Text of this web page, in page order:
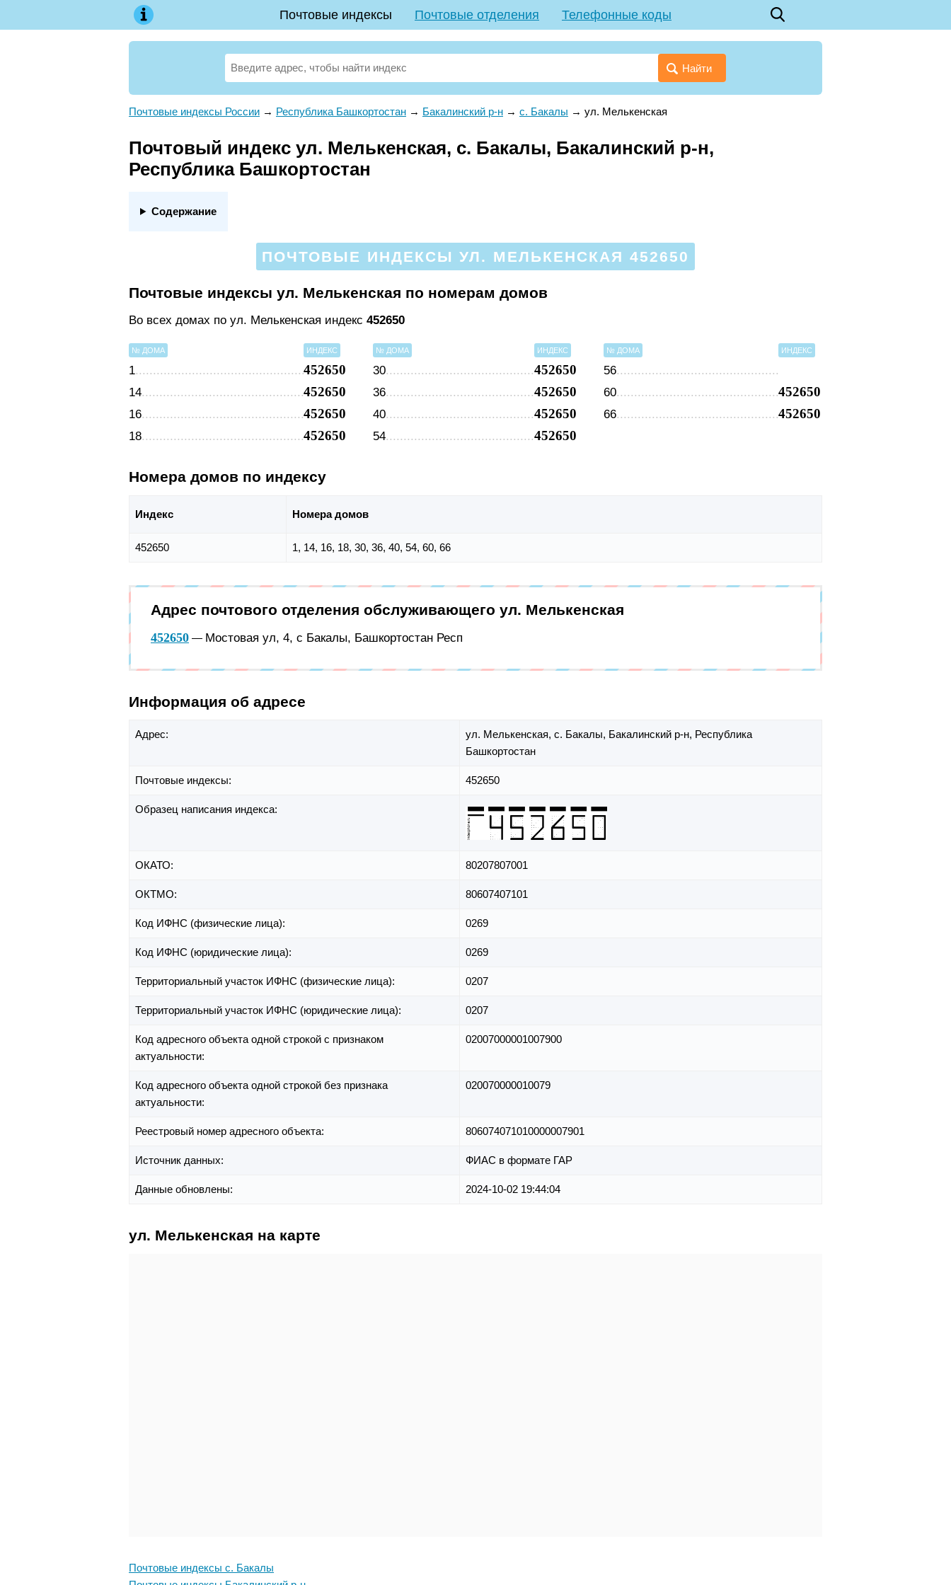
Почтовые индексы Почтовые отделения Телефонные коды
Найти
Почтовые индексы России → Республика Башкортостан → Бакалинский р-н → с. Бакалы → ул. Мелькенская
Почтовый индекс ул. Мелькенская, с. Бакалы, Бакалинский р-н,
Республика Башкортостан
Содержание
ПОЧТОВЫЕ ИНДЕКСЫ УЛ. МЕЛЬКЕНСКАЯ 452650
Почтовые индексы ул. Мелькенская по номерам домов
Во всех домах по ул. Мелькенская индекс 452650
№ ДОМА ИНДЕКС
1 452650
14 452650
16 452650
18 452650
№ ДОМА ИНДЕКС
30 452650
36 452650
40 452650
54 452650
№ ДОМА ИНДЕКС
56
60
452650
66 452650
Номера домов по индексу
Индекс Номера домов
452650 1, 14, 16, 18, 30, 36, 40, 54, 60, 66
Адрес почтового отделения обслуживающего ул. Мелькенская
452650 — Мостовая ул, 4, с Бакалы, Башкортостан Респ
Информация об адресе
Адрес: ул. Мелькенская, с. Бакалы, Бакалинский р-н, Республика
Башкортостан
Почтовые индексы: 452650
Образец написания индекса:
ОКАТО: 80207807001
ОКТМО: 80607407101
Код ИФНС (физические лица): 0269
Код ИФНС (юридические лица): 0269
Территориальный участок ИФНС (физические лица): 0207
Территориальный участок ИФНС (юридические лица): 0207
Код адресного объекта одной строкой с признаком
актуальности:
02007000001007900
Код адресного объекта одной строкой без признака
актуальности:
020070000010079
Реестровый номер адресного объекта: 806074071010000007901
Источник данных: ФИАС в формате ГАР
Данные обновлены: 2024-10-02 19:44:04
ул. Мелькенская на карте
Почтовые индексы с. Бакалы